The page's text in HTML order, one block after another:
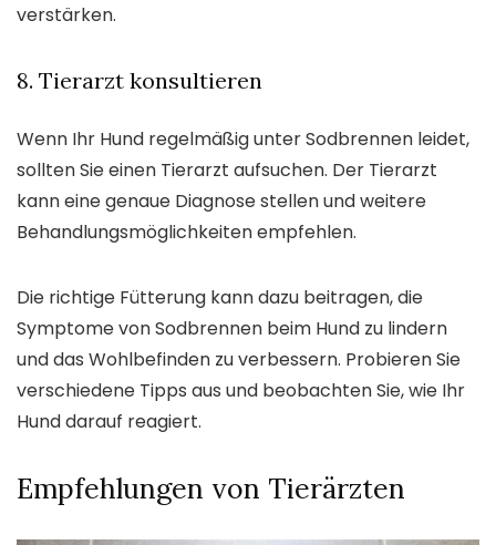
verstärken.
8. Tierarzt konsultieren
Wenn Ihr Hund regelmäßig unter Sodbrennen leidet,
sollten Sie einen Tierarzt aufsuchen. Der Tierarzt
kann eine genaue Diagnose stellen und weitere
Behandlungsmöglichkeiten empfehlen.
Die richtige Fütterung kann dazu beitragen, die
Symptome von Sodbrennen beim Hund zu lindern
und das Wohlbefinden zu verbessern. Probieren Sie
verschiedene Tipps aus und beobachten Sie, wie Ihr
Hund darauf reagiert.
Empfehlungen von Tierärzten